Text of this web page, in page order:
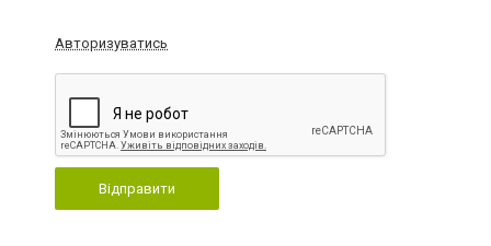
Авторизуватись
Відправити